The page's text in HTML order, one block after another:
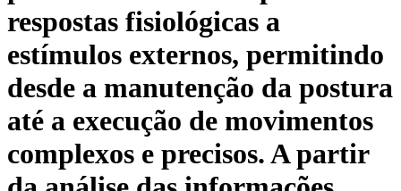
respostas fisiológicas a
estímulos externos, permitindo
desde a manutenção da postura
até a execução de movimentos
complexos e precisos. A partir